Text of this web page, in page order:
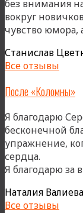
без внимания
вокруг
чувство юмора,
Станислав
Все отзывы
После «Коломны»
Я благодарю
бесконечной
упражнение,
сердца.
Я благодарю за
Наталия Валиева
Все отзывы